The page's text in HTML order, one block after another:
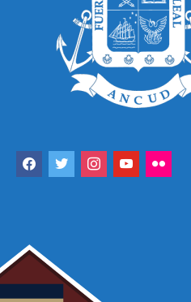
facebooktwitter instagramyoutubeflickr